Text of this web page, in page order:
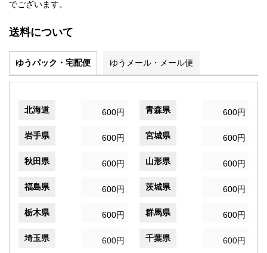
でございます。
送料について
ゆうパック・宅配便 ゆうメール・メール便
北海道 600円 青森県 600円
岩手県 600円 宮城県 600円
秋田県 600円 山形県 600円
福島県 600円 茨城県 600円
栃木県 600円 群馬県 600円
埼玉県 600円 千葉県 600円